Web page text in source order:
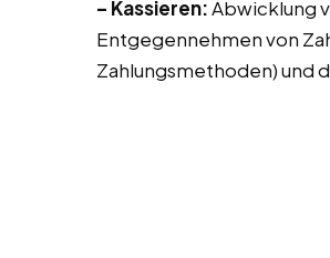
– Kassieren:Abwicklung
Entgegennehmen von
Zahlungsmethoden) und